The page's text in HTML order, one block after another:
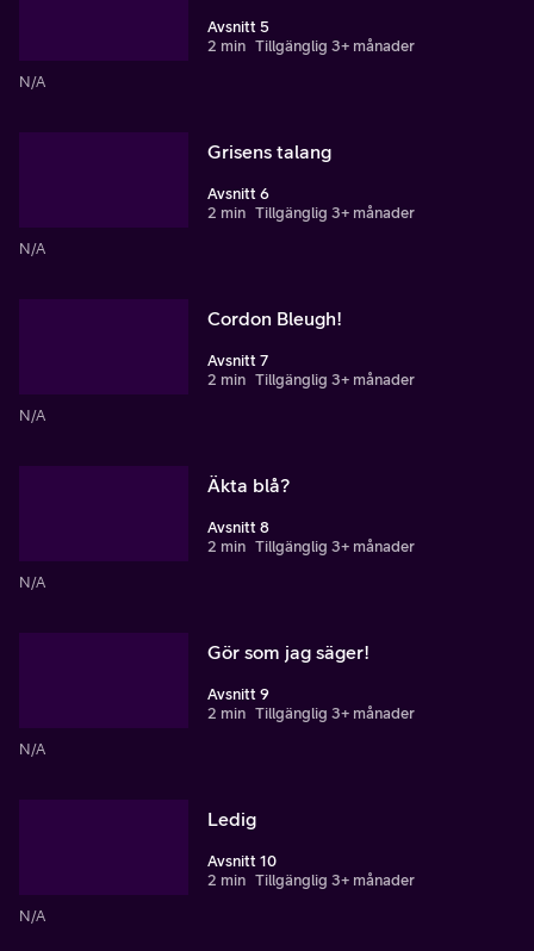
Avsnitt 5
2 min Tillgänglig 3+ månader
N/A
Grisens talang
Avsnitt 6
2 min Tillgänglig 3+ månader
N/A
Cordon Bleugh!
Avsnitt 7
2 min Tillgänglig 3+ månader
N/A
Äkta blå?
Avsnitt 8
2 min Tillgänglig 3+ månader
N/A
Gör som jag säger!
Avsnitt 9
2 min Tillgänglig 3+ månader
N/A
Ledig
Avsnitt 10
2 min Tillgänglig 3+ månader
N/A